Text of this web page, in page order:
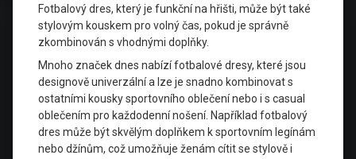
Fotbalový dres, který je funkční na hřišti, může být také
stylovým kouskem pro volný čas, pokud je správně
zkombinován s vhodnými doplňky.
Mnoho značek dnes nabízí fotbalové dresy, které jsou
designově univerzální a lze je snadno kombinovat s
ostatními kousky sportovního oblečení nebo i s casual
oblečením pro každodenní nošení. Například fotbalový
dres může být skvělým doplňkem k sportovním legínám
nebo džínům, což umožňuje ženám cítit se stylově i